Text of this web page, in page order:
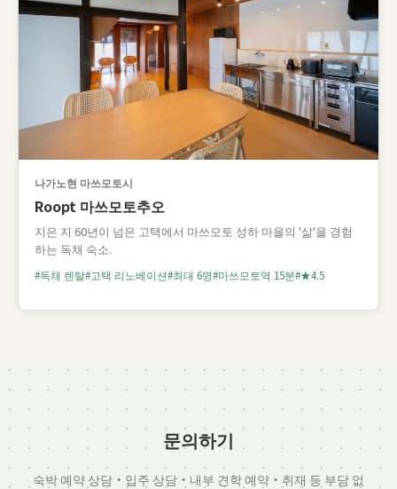
나가노현 마쓰모토시
Roopt 마쓰모토추오
지은 지 60년이 넘은 고택에서 마쓰모토 성하 마을의 '삶'을 경험
하는 독채 숙소.
독채 렌탈 고택 리노베이션 최대 6명 마쓰모토역 15분 ★4.5
문의하기
숙박 예약 상담・입주 상담・내부 견학 예약・취재 등 부담 없